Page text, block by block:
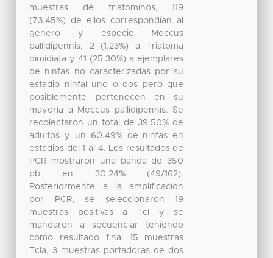
muestras de triatominos, 119
(73.45%) de ellos correspondían al
género y especie Meccus
pallidipennis, 2 (1.23%) a Triatoma
dimidiata y 41 (25.30%) a ejemplares
de ninfas no caracterizadas por su
estadio ninfal uno o dos pero que
posiblemente pertenecen en su
mayoría a Meccus pallidipennis. Se
recolectaron un total de 39.50% de
adultos y un 60.49% de ninfas en
estadios del 1 al 4. Los resultados de
PCR mostraron una banda de 350
pb en 30.24% (49/162).
Posteriormente a la amplificación
por PCR, se seleccionaron 19
muestras positivas a TcI y se
mandaron a secuenciar teniendo
como resultado final 15 muestras
TcIa, 3 muestras portadoras de dos